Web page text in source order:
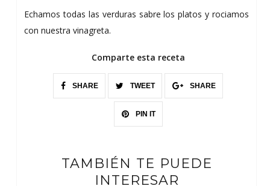
Echamos todas las verduras sabre los platos y rociamos
con nuestra vinagreta.
Comparte esta receta
SHARE TWEET SHARE
PIN IT
TAMBIÉN TE PUEDE
INTERESAR